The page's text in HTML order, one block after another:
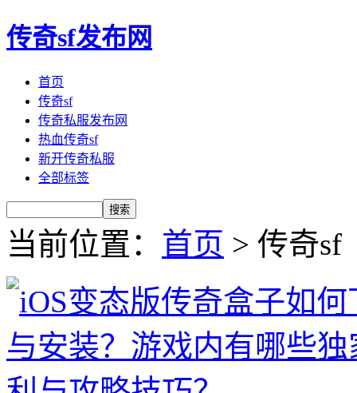
传奇sf发布网
首页
传奇sf
传奇私服发布网
热血传奇sf
新开传奇私服
全部标签
当前位置： 首页 > 传奇sf